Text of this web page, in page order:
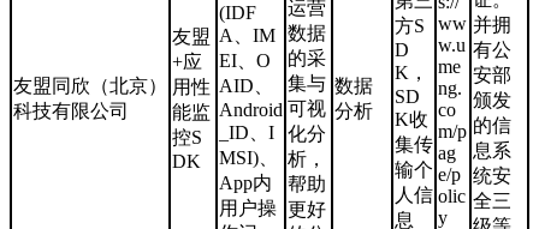
友盟同欣（北京）
科技有限公司
友盟
+应
用性
能监
控S
DK
(IDF
A、IM
EI、O
AID、
Android
_ID、I
MSI)、
App内
用户操
运营
数据
的采
集与
可视
化分
析，
帮助
更好
数据
分析
方S
D
K，
SD
K收
集传
输个
人信
息
ww
w.u
me
ng.
co
m/p
ag
e/p
olic
y
并拥
有公
安部
颁发
的信
息系
统安
全三